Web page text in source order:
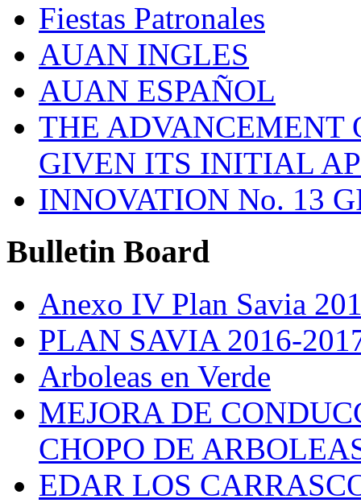
Fiestas Patronales
AUAN INGLES
AUAN ESPAÑOL
THE ADVANCEMENT
GIVEN ITS INITIAL
INNOVATION No. 13
Bulletin Board
Anexo IV Plan Savia
PLAN SAVIA 2016-
Arboleas en Verde
MEJORA DE
CHOPO DE
EDAR LOS